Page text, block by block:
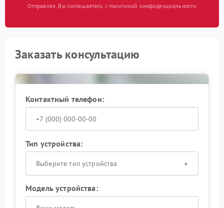
Отправляя, Вы соглашаетесь с политикой конфиденциальности
Заказать консультацию
Контактный телефон:
Тип устройства:
Выберите тип устройства
Модель устройства: